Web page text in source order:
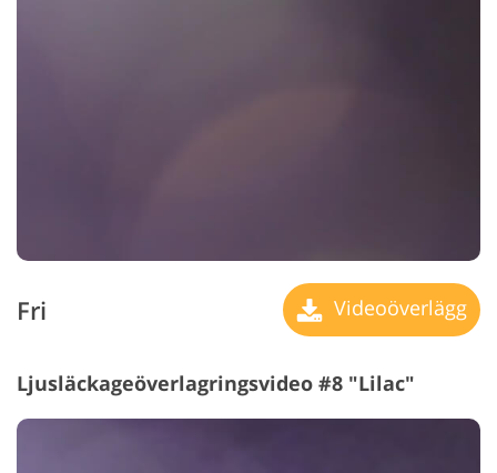
Fri Videoöverlägg
Ljusläckageöverlagringsvideo #8 "Lilac"